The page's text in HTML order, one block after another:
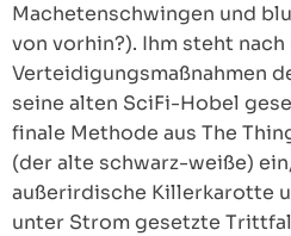
Machetenschwingen und
von vorhin?). Ihm steht
Verteidigungsmaßnahmen
seine alten SciFi-Hobel
finale Methode aus The
(der alte schwarz-weiße)
außerirdische Killerkarotte
unter Strom gesetzte